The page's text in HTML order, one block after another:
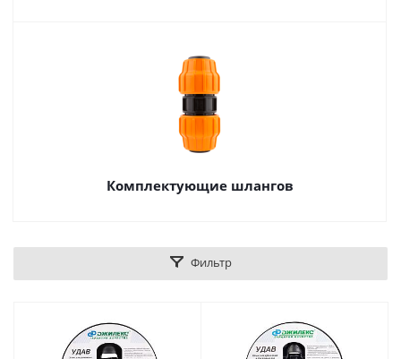
Комплектующие шлангов
Фильтр